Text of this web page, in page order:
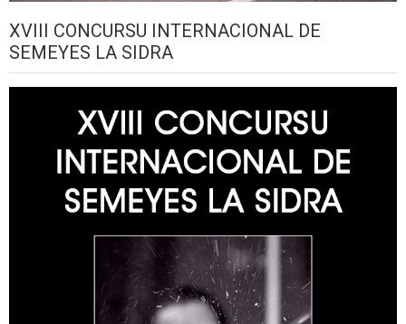
XVIII CONCURSU INTERNACIONAL DE
SEMEYES LA SIDRA